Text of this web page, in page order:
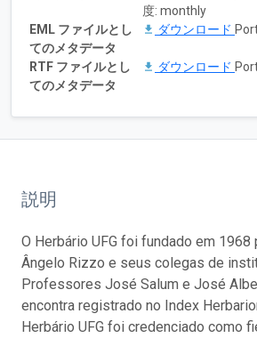
度: monthly
EML ファイルとし
てのメタデータ
ダウンロード
RTF ファイルとし
てのメタデータ
ダウンロード
説明
O Herbário UFG foi fundado em
Ângelo Rizzo e seus colegas de
Professores José Salum e José
encontra registrado no Index
Herbário UFG foi credenciado como